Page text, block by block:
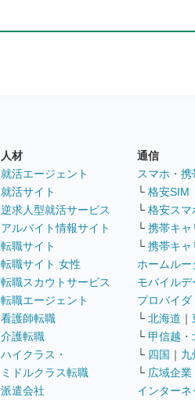
人材
就活エージェント
就活サイト
逆求人型就活サービス
アルバイト情報サイト
転職サイト
転職サイト 女性
転職スカウトサービス
転職エージェント
看護師転職
介護転職
ハイクラス・
ミドルクラス転職
派遣会社
通信
スマホ・
└ 格安SIM
└ 格安スマ
└ 携帯キャ
└ 携帯キャ
ホームルー
モバイル
プロバイダ
└ 北海道 ｜
└ 甲信越・
└ 四国 ｜ 九
└ 広域企業
インターネ